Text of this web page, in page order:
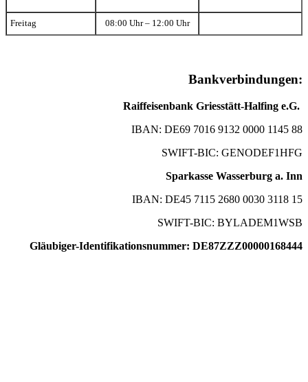
Freitag 08:00 Uhr – 12:00 Uhr
Bankverbindungen:
Raiffeisenbank Griesstätt-Halfing e.G.
IBAN: DE69 7016 9132 0000 1145 88
SWIFT-BIC: GENODEF1HFG
Sparkasse Wasserburg a. Inn
IBAN: DE45 7115 2680 0030 3118 15
SWIFT-BIC: BYLADEM1WSB
Gläubiger-Identifikationsnummer: DE87ZZZ00000168444